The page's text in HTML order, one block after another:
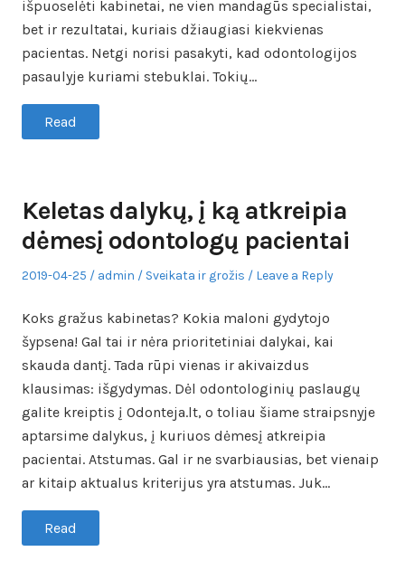
išpuoselėti kabinetai, ne vien mandagūs specialistai,
bet ir rezultatai, kuriais džiaugiasi kiekvienas
pacientas. Netgi norisi pasakyti, kad odontologijos
pasaulyje kuriami stebuklai. Tokių…
Read
Keletas dalykų, į ką atkreipia
dėmesį odontologų pacientai
Posted
2019-04-25 Author
admin
Posted
Sveikata ir grožis Leave a Reply
Koks gražus kabinetas? Kokia maloni gydytojo
šypsena! Gal tai ir nėra prioritetiniai dalykai, kai
skauda dantį. Tada rūpi vienas ir akivaizdus
klausimas: išgydymas. Dėl odontologinių paslaugų
galite kreiptis į Odonteja.lt, o toliau šiame straipsnyje
aptarsime dalykus, į kuriuos dėmesį atkreipia
pacientai. Atstumas. Gal ir ne svarbiausias, bet vienaip
ar kitaip aktualus kriterijus yra atstumas. Juk…
Read